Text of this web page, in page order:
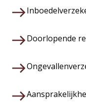
Doorlopende